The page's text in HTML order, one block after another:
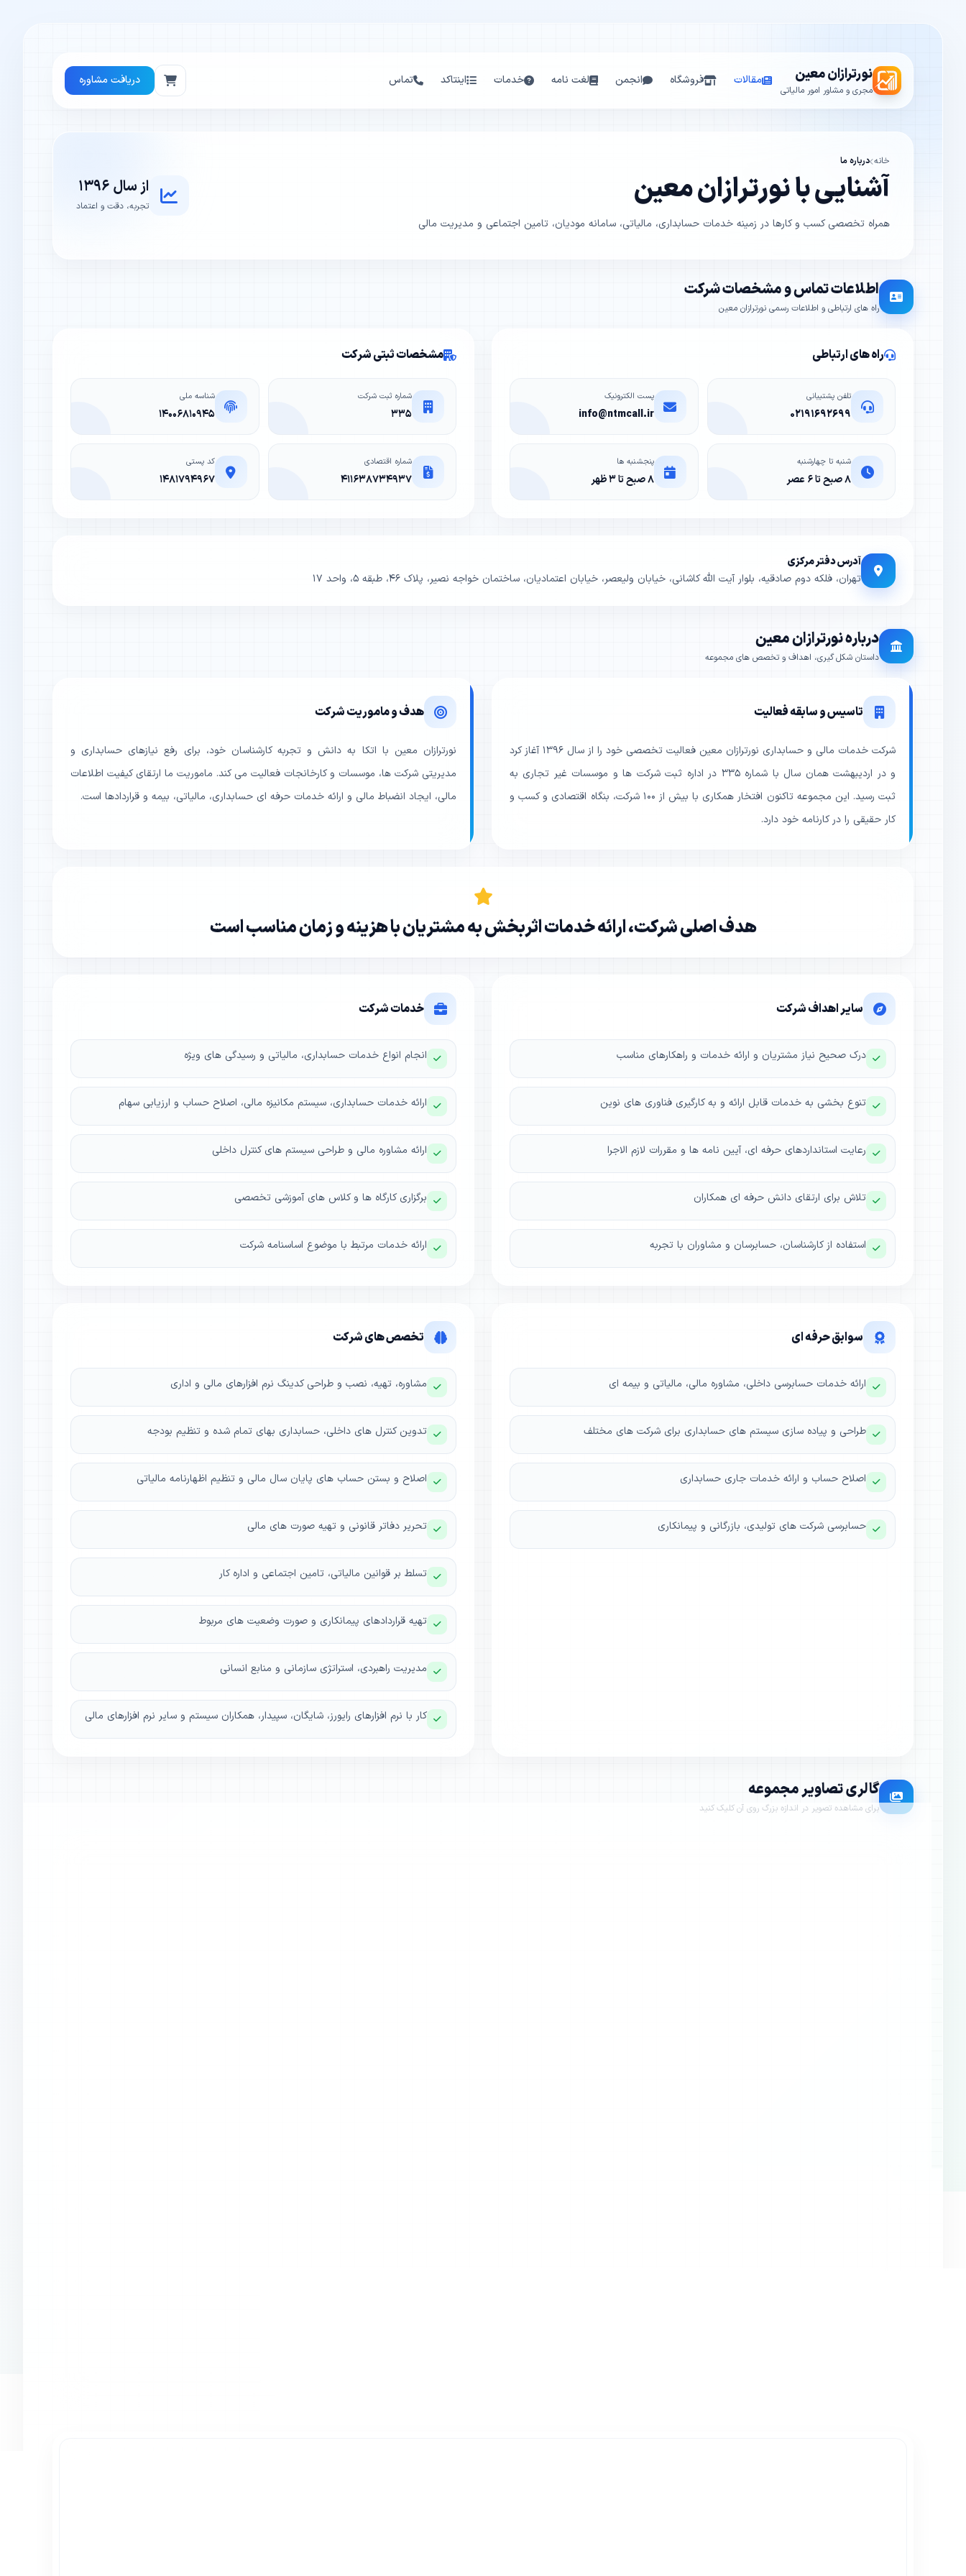
نورترازان معین
مجری و مشاور امور مالیاتی
مقالات فروشگاه انجمن لغت نامه خدمات اینتاکد تماس دریافت مشاوره
خانه درباره ما
آشنایی با نورترازان معین
همراه تخصصی کسب و کارها در زمینه خدمات حسابداری، مالیاتی، سامانه مودیان، تامین اجتماعی و مدیریت مالی
از سال ۱۳۹۶
تجربه، دقت و اعتماد
اطلاعات تماس و مشخصات شرکت
راه های ارتباطی و اطلاعات رسمی نورترازان معین
راه های ارتباطی
تلفن پشتیبانی
۰۲۱۹۱۶۹۲۶۹۹
پست الکترونیک
info@ntmcall.ir
شنبه تا چهارشنبه
۸ صبح تا ۶ عصر
پنجشنبه ها
۸ صبح تا ۳ ظهر
مشخصات ثبتی شرکت
شماره ثبت شرکت
۳۳۵
شناسه ملی
۱۴۰۰۶۸۱۰۹۴۵
شماره اقتصادی
۴۱۱۶۳۸۷۳۴۹۳۷
کد پستی
۱۴۸۱۷۹۴۹۶۷
آدرس دفتر مرکزی
تهران، فلکه دوم صادقیه، بلوار آیت الله کاشانی، خیابان ولیعصر، خیابان اعتمادیان، ساختمان خواجه نصیر، پلاک ۴۶، طبقه ۵، واحد ۱۷
درباره نورترازان معین
داستان شکل گیری، اهداف و تخصص های مجموعه
تاسیس و سابقه فعالیت
شرکت خدمات مالی و حسابداری نورترازان معین فعالیت تخصصی خود را از سال ۱۳۹۶ آغاز کرد
و در اردیبهشت همان سال با شماره ۳۳۵ در اداره ثبت شرکت ها و موسسات غیر تجاری به
ثبت رسید. این مجموعه تاکنون افتخار همکاری با بیش از ۱۰۰ شرکت، بنگاه اقتصادی و کسب و
کار حقیقی را در کارنامه خود دارد.
هدف و ماموریت شرکت
نورترازان معین با اتکا به دانش و تجربه کارشناسان خود، برای رفع نیازهای حسابداری و
مدیریتی شرکت ها، موسسات و کارخانجات فعالیت می کند. ماموریت ما ارتقای کیفیت اطلاعات
مالی، ایجاد انضباط مالی و ارائه خدمات حرفه ای حسابداری، مالیاتی، بیمه و قراردادها است.
هدف اصلی شرکت، ارائه خدمات اثربخش به مشتریان با هزینه و زمان مناسب است
سایر اهداف شرکت
درک صحیح نیاز مشتریان و ارائه خدمات و راهکارهای مناسب
تنوع بخشی به خدمات قابل ارائه و به کارگیری فناوری های نوین
رعایت استانداردهای حرفه ای، آیین نامه ها و مقررات لازم الاجرا
تلاش برای ارتقای دانش حرفه ای همکاران
استفاده از کارشناسان، حسابرسان و مشاوران با تجربه
خدمات شرکت
انجام انواع خدمات حسابداری، مالیاتی و رسیدگی های ویژه
ارائه خدمات حسابداری، سیستم مکانیزه مالی، اصلاح حساب و ارزیابی سهام
ارائه مشاوره مالی و طراحی سیستم های کنترل داخلی
برگزاری کارگاه ها و کلاس های آموزشی تخصصی
ارائه خدمات مرتبط با موضوع اساسنامه شرکت
سوابق حرفه ای
ارائه خدمات حسابرسی داخلی، مشاوره مالی، مالیاتی و بیمه ای
طراحی و پیاده سازی سیستم های حسابداری برای شرکت های مختلف
اصلاح حساب و ارائه خدمات جاری حسابداری
حسابرسی شرکت های تولیدی، بازرگانی و پیمانکاری
تخصص های شرکت
مشاوره، تهیه، نصب و طراحی کدینگ نرم افزارهای مالی و اداری
تدوین کنترل های داخلی، حسابداری بهای تمام شده و تنظیم بودجه
اصلاح و بستن حساب های پایان سال مالی و تنظیم اظهارنامه مالیاتی
تحریر دفاتر قانونی و تهیه صورت های مالی
تسلط بر قوانین مالیاتی، تامین اجتماعی و اداره کار
تهیه قراردادهای پیمانکاری و صورت وضعیت های مربوط
مدیریت راهبردی، استراتژی سازمانی و منابع انسانی
کار با نرم افزارهای رایورز، شایگان، سپیدار، همکاران سیستم و سایر نرم افزارهای مالی
گالری تصاویر مجموعه
برای مشاهده تصویر در اندازه بزرگ روی آن کلیک کنید